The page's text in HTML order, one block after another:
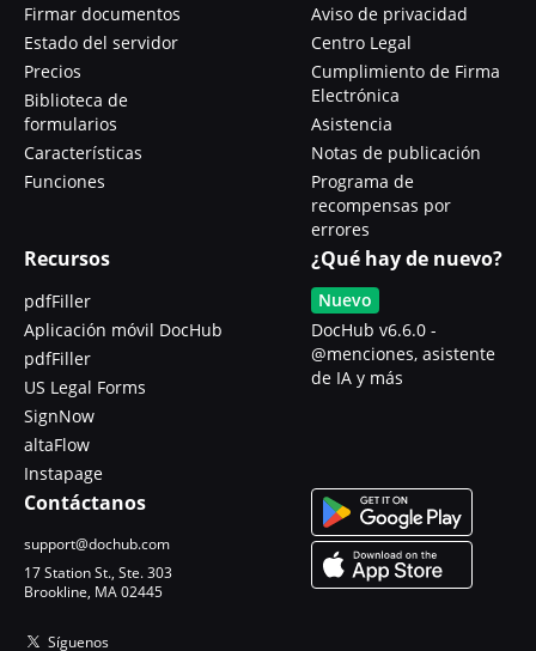
Firmar documentos
Estado del servidor
Precios
Biblioteca de
formularios
Características
Funciones
Aviso de privacidad
Centro Legal
Cumplimiento de Firma
Electrónica
Asistencia
Notas de publicación
Programa de
recompensas por
errores
Recursos
pdfFiller
Aplicación móvil DocHub
pdfFiller
US Legal Forms
SignNow
altaFlow
Instapage
¿Qué hay de nuevo?
Nuevo
DocHub v6.6.0 -
@menciones, asistente
de IA y más
Contáctanos
support@dochub.com
17 Station St., Ste. 303
Brookline, MA 02445
Síguenos